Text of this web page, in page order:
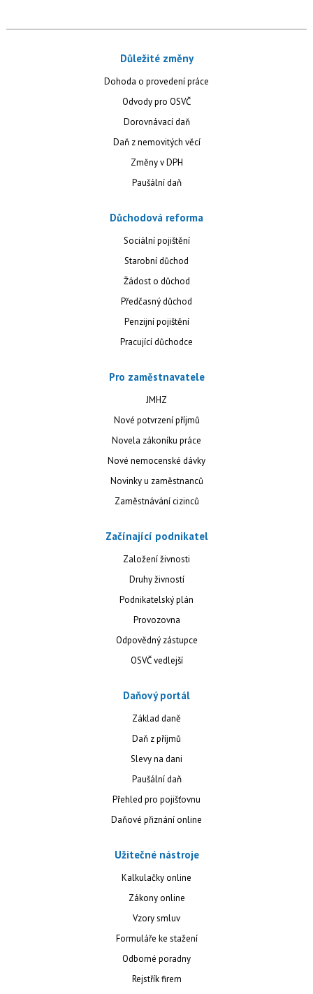
Důležité změny
Dohoda o provedení práce
Odvody pro OSVČ
Dorovnávací daň
Daň z nemovitých věcí
Změny v DPH
Paušální daň
Důchodová reforma
Sociální pojištění
Starobní důchod
Žádost o důchod
Předčasný důchod
Penzijní pojištění
Pracující důchodce
Pro zaměstnavatele
JMHZ
Nové potvrzení příjmů
Novela zákoníku práce
Nové nemocenské dávky
Novinky u zaměstnanců
Zaměstnávání cizinců
Začínající podnikatel
Založení živnosti
Druhy živností
Podnikatelský plán
Provozovna
Odpovědný zástupce
OSVČ vedlejší
Daňový portál
Základ daně
Daň z příjmů
Slevy na dani
Paušální daň
Přehled pro pojišťovnu
Daňové přiznání online
Užitečné nástroje
Kalkulačky online
Zákony online
Vzory smluv
Formuláře ke stažení
Odborné poradny
Rejstřík firem